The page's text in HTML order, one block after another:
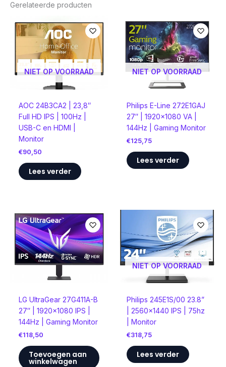
Gerelateerde producten
NIET OP VOORRAAD
AOC 24B3CA2 | 23,8″
Full HD IPS | 100Hz |
USB-C en HDMI |
Monitor
€90,50
Lees verder
NIET OP VOORRAAD
Philips E-Line 272E1GAJ
27″ | 1920×1080 VA |
144Hz | Gaming Monitor
€125,75
Lees verder
LG UltraGear 27G411A-B
27″ | 1920×1080 IPS |
144Hz | Gaming Monitor
€118,50
Toevoegen aan
winkelwagen
NIET OP VOORRAAD
Philips 245E1S/00 23.8”
| 2560×1440 IPS | 75hz
| Monitor
€318,75
Lees verder